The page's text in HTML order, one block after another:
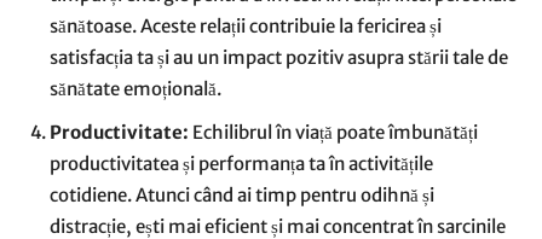
sănătoase. Aceste relații contribuie la fericirea și
satisfacția ta și au un impact pozitiv asupra stării tale de
sănătate emoțională.
Productivitate: Echilibrul în viață poate îmbunătăți
productivitatea și performanța ta în activitățile
cotidiene. Atunci când ai timp pentru odihnă și
distracție, ești mai eficient și mai concentrat în sarcinile